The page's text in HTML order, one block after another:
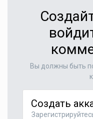
Вы должны быть
Создать